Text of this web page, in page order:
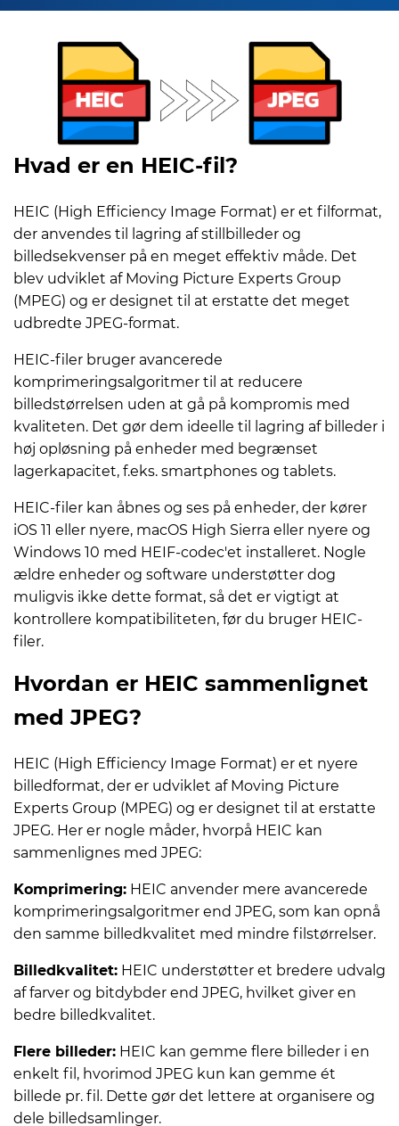
Hvad er en HEIC-fil?
HEIC (High Efficiency Image Format) er et filformat,
der anvendes til lagring af stillbilleder og
billedsekvenser på en meget effektiv måde. Det
blev udviklet af Moving Picture Experts Group
(MPEG) og er designet til at erstatte det meget
udbredte JPEG-format.
HEIC-filer bruger avancerede
komprimeringsalgoritmer til at reducere
billedstørrelsen uden at gå på kompromis med
kvaliteten. Det gør dem ideelle til lagring af billeder i
høj opløsning på enheder med begrænset
lagerkapacitet, f.eks. smartphones og tablets.
HEIC-filer kan åbnes og ses på enheder, der kører
iOS 11 eller nyere, macOS High Sierra eller nyere og
Windows 10 med HEIF-codec'et installeret. Nogle
ældre enheder og software understøtter dog
muligvis ikke dette format, så det er vigtigt at
kontrollere kompatibiliteten, før du bruger HEIC-
filer.
Hvordan er HEIC sammenlignet
med JPEG?
HEIC (High Efficiency Image Format) er et nyere
billedformat, der er udviklet af Moving Picture
Experts Group (MPEG) og er designet til at erstatte
JPEG. Her er nogle måder, hvorpå HEIC kan
sammenlignes med JPEG:
Komprimering: HEIC anvender mere avancerede
komprimeringsalgoritmer end JPEG, som kan opnå
den samme billedkvalitet med mindre filstørrelser.
Billedkvalitet: HEIC understøtter et bredere udvalg
af farver og bitdybder end JPEG, hvilket giver en
bedre billedkvalitet.
Flere billeder: HEIC kan gemme flere billeder i en
enkelt fil, hvorimod JPEG kun kan gemme ét
billede pr. fil. Dette gør det lettere at organisere og
dele billedsamlinger.